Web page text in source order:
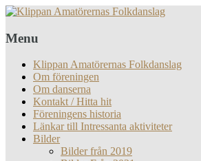
Menu
Klippan Amatörernas Folkdanslag
Om föreningen
Om danserna
Kontakt / Hitta hit
Föreningens historia
Länkar till Intressanta aktiviteter
Bilder
Bilder från 2019